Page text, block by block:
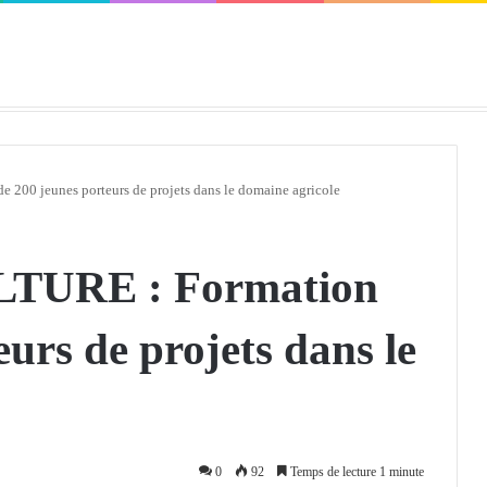
200 jeunes porteurs de projets dans le domaine agricole
: Formation
de projets dans le
0 92 Temps de lecture 1 minute